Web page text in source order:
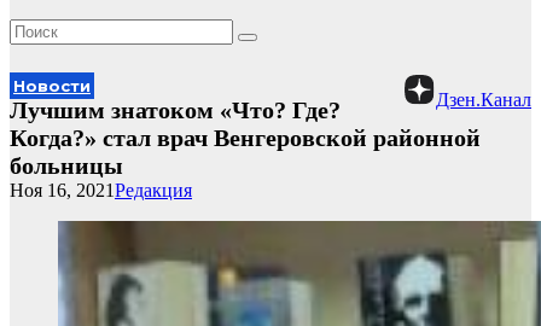
Новости
Дзен.Канал
Лучшим знатоком «Что? Где?
Когда?» стал врач Венгеровской районной
больницы
Редакция
Ноя 16, 2021